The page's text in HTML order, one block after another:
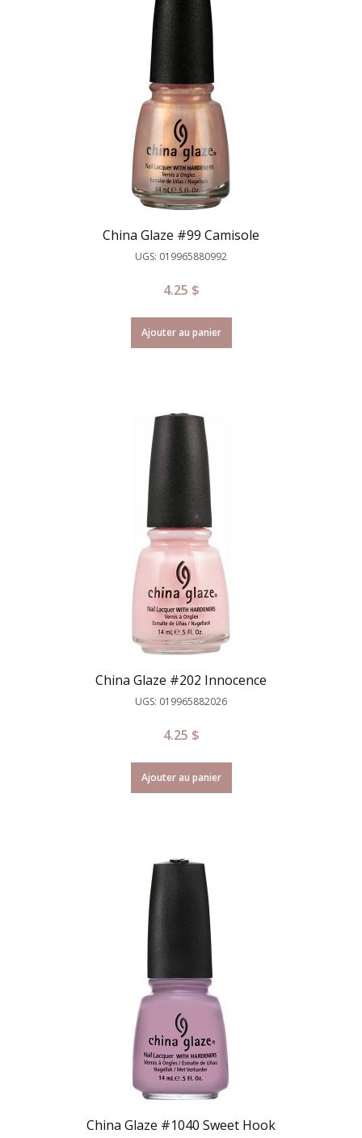
China Glaze #99 Camisole
UGS: 019965880992
4.25 $
Ajouter au panier
China Glaze #202 Innocence
UGS: 019965882026
4.25 $
Ajouter au panier
China Glaze #1040 Sweet Hook